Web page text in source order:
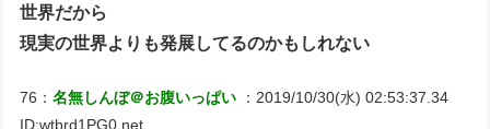
世界だから
現実の世界よりも発展してるのかもしれない
76：名無しんぼ＠お腹いっぱい
：2019/10/30(水) 02:53:37.34
ID:wtbrd1PG0.net